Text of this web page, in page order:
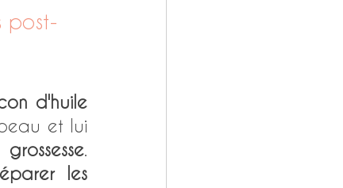
post-
d'huile
et lui
les